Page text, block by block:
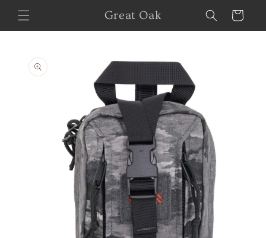
Skip to
content
Great Oak Cart
product
information